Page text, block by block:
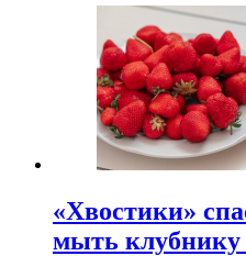
«Хвостики»
мыть клубнику